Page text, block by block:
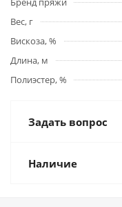
Вес, г
Вискоза, %
Длина, м
Полиэстер, %
Задать вопрос
Наличие